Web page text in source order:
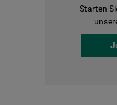
Starten